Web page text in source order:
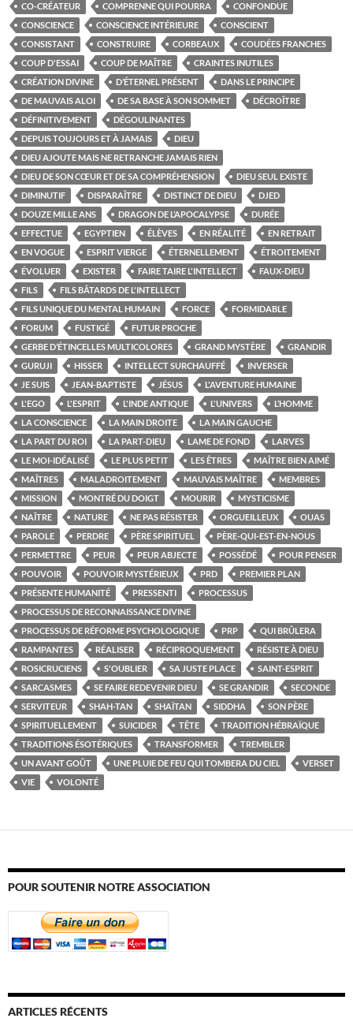
CO-CRÉATEUR COMPRENNE QUI POURRA
CONFONDUE
CONSCIENCE
CONSCIENCE INTÉRIEURE
CONSCIENT
CONSISTANT
CONSTRUIRE CORBEAUX
COUDÉES FRANCHES
COUP D'ESSAI
COUP DE MAÎTRE
CRAINTES INUTILES
CRÉATION DIVINE
D’ÉTERNEL PRÉSENT
DANS LE PRINCIPE
DE MAUVAIS ALOI
DE SA BASE À SON SOMMET
DÉCROÎTRE
DÉFINITIVEMENT
DÉGOULINANTES
DEPUIS TOUJOURS ET À JAMAIS
DIEU
DIEU AJOUTE MAIS NE RETRANCHE JAMAIS RIEN
DIEU DE SON CŒUR ET DE SA COMPRÉHENSION
DIEU SEUL EXISTE
DIMINUTIF
DISPARAÎTRE DISTINCT DE DIEU
DJED
DOUZE MILLE ANS
DRAGON DE L’APOCALYPSE
DURÉE
EFFECTUE
EGYPTIEN ÉLÈVES EN RÉALITÉ
EN RETRAIT
EN VOGUE
ESPRIT VIERGE ÉTERNELLEMENT
ÉTROITEMENT
ÉVOLUER
EXISTER FAIRE TAIRE L'INTELLECT
FAUX-DIEU
FILS
FILS BÂTARDS DE L'INTELLECT
FILS UNIQUE DU MENTAL HUMAIN
FORCE
FORMIDABLE
FORUM
FUSTIGÉ
FUTUR PROCHE
GERBE D’ÉTINCELLES MULTICOLORES
GRAND MYSTÈRE
GRANDIR
GURUJI
HISSER INTELLECT SURCHAUFFÉ
INVERSER
JE SUIS
JEAN-BAPTISTE JÉSUS
L'AVENTURE HUMAINE
L'EGO
L'ESPRIT L'INDE ANTIQUE L'UNIVERS
L’HOMME
LA CONSCIENCE
LA MAIN DROITE
LA MAIN GAUCHE
LA PART DU ROI
LA PART-DIEU LAME DE FOND
LARVES
LE MOI-IDÉALISÉ
LE PLUS PETIT LES ÊTRES
MAÎTRE BIEN AIMÉ
MAÎTRES
MALADROITEMENT MAUVAIS MAÎTRE
MEMBRES
MISSION
MONTRÉ DU DOIGT MOURIR
MYSTICISME
NAÎTRE
NATURE NE PAS RÉSISTER ORGUEILLEUX
OUAS
PAROLE
PERDRE PÈRE SPIRITUEL
PÈRE-QUI-EST-EN-NOUS
PERMETTRE
PEUR PEUR ABJECTE POSSÉDÉ
POUR PENSER
POUVOIR
POUVOIR MYSTÉRIEUX PRD
PREMIER PLAN
PRÉSENTE HUMANITÉ
PRESSENTI
PROCESSUS
PROCESSUS DE RECONNAISSANCE DIVINE
PROCESSUS DE RÉFORME PSYCHOLOGIQUE
PRP
QUI BRÛLERA
RAMPANTES
RÉALISER RÉCIPROQUEMENT
RÉSISTE À DIEU
ROSICRUCIENS
S'OUBLIER SA JUSTE PLACE
SAINT-ESPRIT
SARCASMES
SE FAIRE REDEVENIR DIEU SE GRANDIR
SECONDE
SERVITEUR
SHAH-TAN SHAÏTAN SIDDHA
SON PÈRE
SPIRITUELLEMENT
SUICIDER TÊTE
TRADITION HÉBRAÏQUE
TRADITIONS ÉSOTÉRIQUES
TRANSFORMER
TREMBLER
UN AVANT GOÛT
UNE PLUIE DE FEU QUI TOMBERA DU CIEL
VERSET
VIE
VOLONTÉ
POUR SOUTENIR NOTRE ASSOCIATION
ARTICLES RÉCENTS